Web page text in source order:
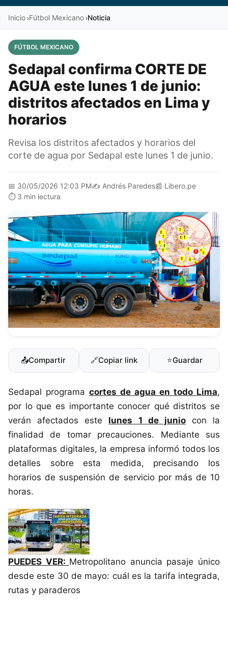
Inicio ›Fútbol Mexicano ›Noticia
FÚTBOL MEXICANO
Sedapal confirma CORTE DE
AGUA este lunes 1 de junio:
distritos afectados en Lima y
horarios
Revisa los distritos afectados y horarios del
corte de agua por Sedapal este lunes 1 de junio.
📅 30/05/2026 12:03 PM✍️ Andrés Paredes📰 Libero.pe
⏱️ 3 min lectura
📤Compartir 🔗Copiar link ⭐Guardar
Sedapal programa cortes de agua en todo Lima,
por lo que es importante conocer qué distritos se
verán afectados este lunes 1 de juniocon la
finalidad de tomar precauciones. Mediante sus
plataformas digitales, la empresa informó todos los
detalles sobre esta medida, precisando los
horarios de suspensión de servicio por más de 10
horas.
PUEDES VER: Metropolitano anuncia pasaje único
desde este 30 de mayo: cuál es la tarifa integrada,
rutas y paraderos